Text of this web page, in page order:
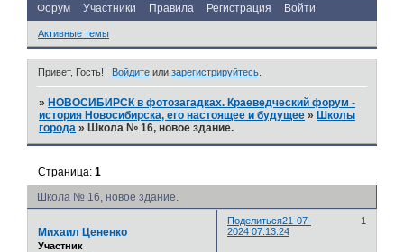
Форум Участники Правила Регистрация Войти
Активные темы
Привет, Гость! Войдитеили зарегистрируйтесь.
» НОВОСИБИРСК в фотозагадках. Краеведческий форум -
история Новосибирска, его настоящее и будущее » Школы
города » Школа № 16, новое здание.
Школа № 16, новое здание.
Страница:1
Поделиться 1
21-07-
2024 07:13:24
Михаил Цененко
Участник